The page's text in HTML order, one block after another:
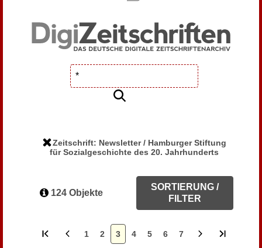
Zeitschrift: Newsletter / Hamburger Stiftung
für Sozialgeschichte des 20. Jahrhunderts
124 Objekte
SORTIERUNG /
FILTER
1 2 3 4 5 6 7